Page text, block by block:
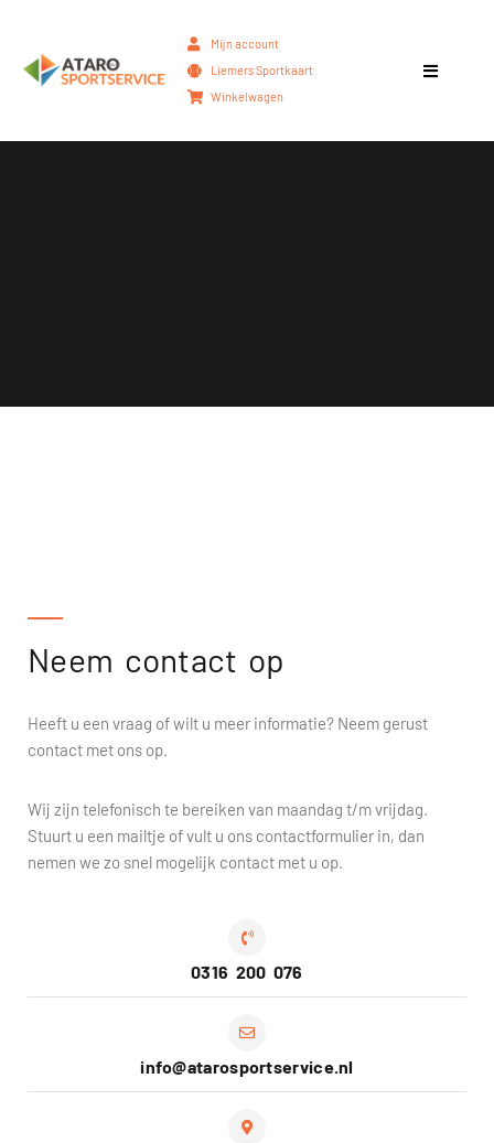
Mijn account
Liemers Sportkaart
Winkelwagen
Neem contact op
Heeft u een vraag of wilt u meer informatie? Neem gerust
contact met ons op.
Wij zijn telefonisch te bereiken van maandag t/m vrijdag.
Stuurt u een mailtje of vult u ons contactformulier in, dan
nemen we zo snel mogelijk contact met u op.
0316 200 076
info@atarosportservice.nl